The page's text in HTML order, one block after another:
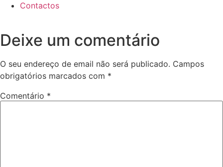
Contactos
Deixe um comentário
O seu endereço de email não será publicado. Campos
obrigatórios marcados com *
Comentário *